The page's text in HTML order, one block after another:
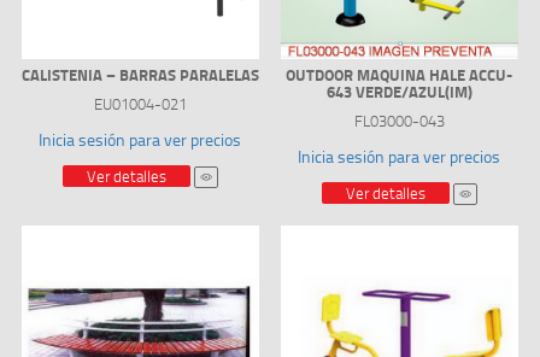
CALISTENIA – BARRAS PARALELAS
EU01004-021
Inicia sesión para ver precios
Ver detalles
OUTDOOR MAQUINA HALE ACCU-
643 VERDE/AZUL(IM)
FL03000-043
Inicia sesión para ver precios
Ver detalles